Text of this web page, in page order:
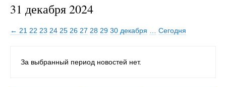
31 декабря 2024
← 21 22 23 24 25 26 27 28 29 30 декабря Сегодня
За выбранный период новостей нет.